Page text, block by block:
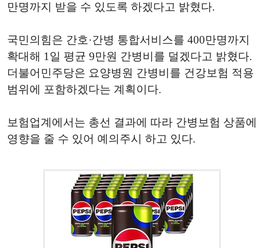
만명까지 받을 수 있도록 하겠다고 밝혔다.
국민의힘은 간호·간병 통합서비스를 400만명까지
확대해 1일 평균 9만원 간병비를 덜겠다고 밝혔다.
더불어민주당은 요양병원 간병비를 건강보험 적용
범위에 포함하겠다는 계획이다.
보험업계에서는 총선 결과에 따라 간병보험 상품에
영향을 줄 수 있어 예의주시 하고 있다.